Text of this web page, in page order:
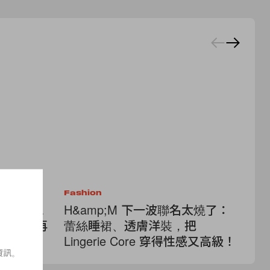
Stella
列，再
Fashion
H&amp;M 下一波聯名太燒了：
蕾絲睡裙、透膚洋裝，把
Lingerie Core 穿得性感又高級！
。